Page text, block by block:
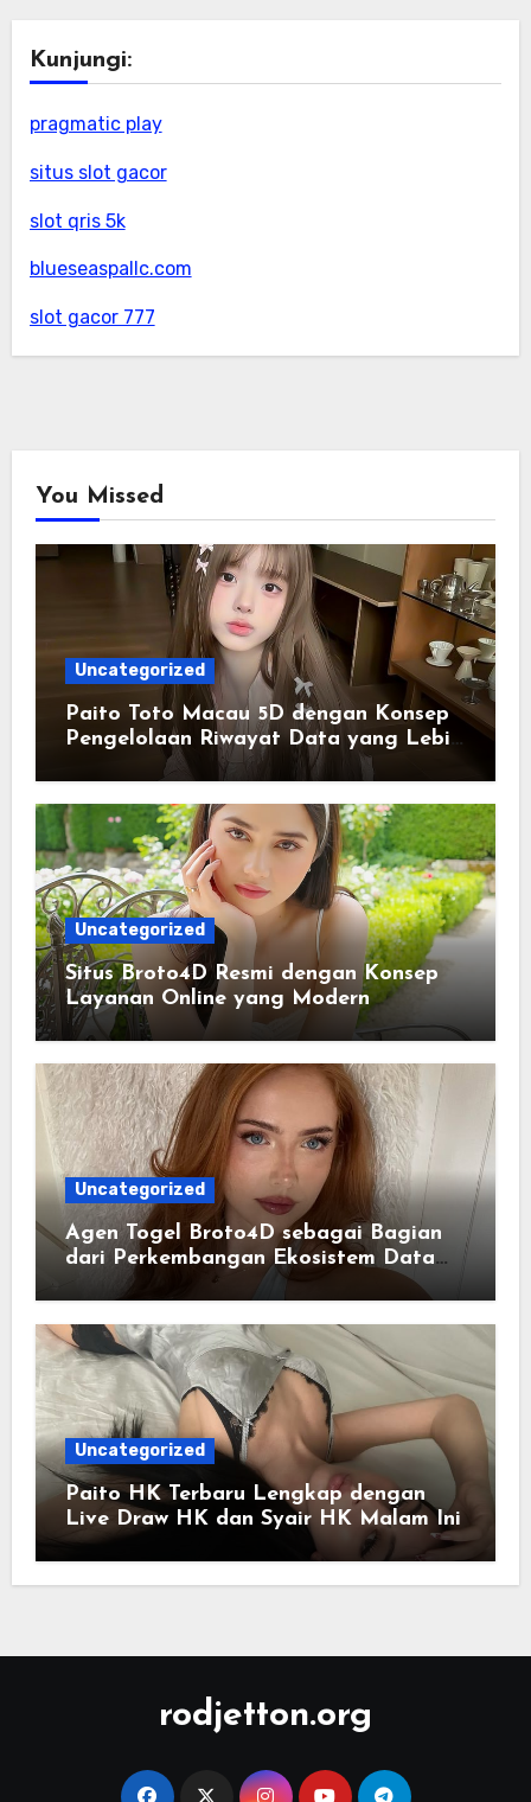
Kunjungi:
pragmatic play
situs slot gacor
slot qris 5k
blueseaspallc.com
slot gacor 777
You Missed
Uncategorized
Paito Toto Macau 5D dengan Konsep
Pengelolaan Riwayat Data yang Lebih
Lengkap dan Sistematis
Uncategorized
Situs Broto4D Resmi dengan Konsep
Layanan Online yang Modern
Uncategorized
Agen Togel Broto4D sebagai Bagian
dari Perkembangan Ekosistem Data
Digital Saat Ini
Uncategorized
Paito HK Terbaru Lengkap dengan
Live Draw HK dan Syair HK Malam Ini
rodjetton.org